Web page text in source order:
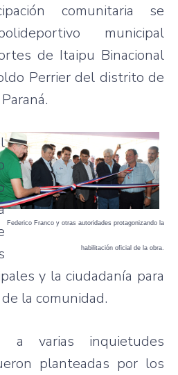
comunitaria se
municipal
de Itaipu Binacional
Perrier del distrito de
Federico Franco y otras autoridades protagonizando la
habilitación oficial de la obra.
y la ciudadanía para
la comunidad.
a varias inquietudes
planteadas por los